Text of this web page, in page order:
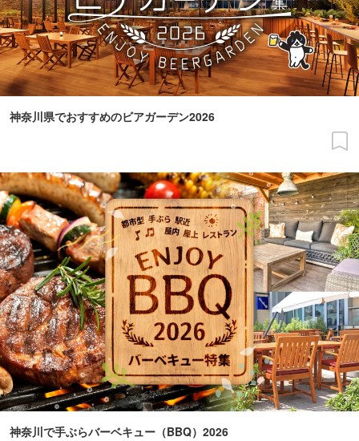
神奈川県でおすすめのビアガーデン2026
神奈川で手ぶらバーベキュー（BBQ）2026